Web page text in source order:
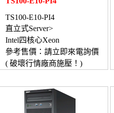
TS100-E10-PI4
直立式Server>
Intel四核心Xeon
參考售價：請立即來電詢價
( 破壞行情廠商施壓！)